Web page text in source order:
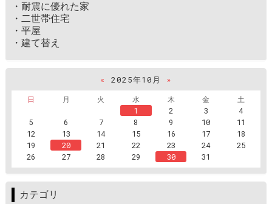
・耐震に優れた家
・二世帯住宅
・平屋
・建て替え
« 2025年10月
»
日
月 火 水 木 金
土
1
2 3
4
5
6 7 8 9 10
11
12
13 14 15 16 17
18
19
20 21 22 23 24
25
26
27 28 29 30 31
カテゴリ